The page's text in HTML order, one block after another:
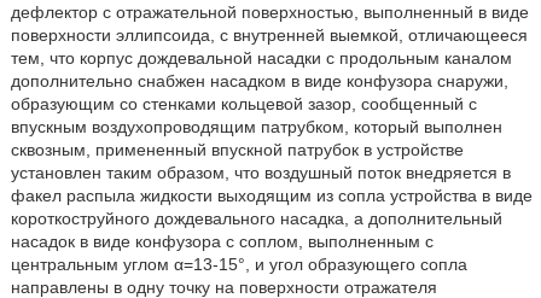
дефлектор с отражательной поверхностью, выполненный в виде
поверхности эллипсоида, с внутренней выемкой, отличающееся
тем, что корпус дождевальной насадки с продольным каналом
дополнительно снабжен насадком в виде конфузора снаружи,
образующим со стенками кольцевой зазор, сообщенный с
впускным воздухопроводящим патрубком, который выполнен
сквозным, примененный впускной патрубок в устройстве
установлен таким образом, что воздушный поток внедряется в
факел распыла жидкости выходящим из сопла устройства в виде
короткоструйного дождевального насадка, а дополнительный
насадок в виде конфузора с соплом, выполненным с
центральным углом α=13-15°, и угол образующего сопла
направлены в одну точку на поверхности отражателя